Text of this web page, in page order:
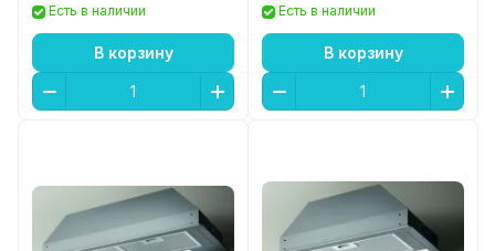
Есть в наличии
В корзину
Есть в наличии
В корзину